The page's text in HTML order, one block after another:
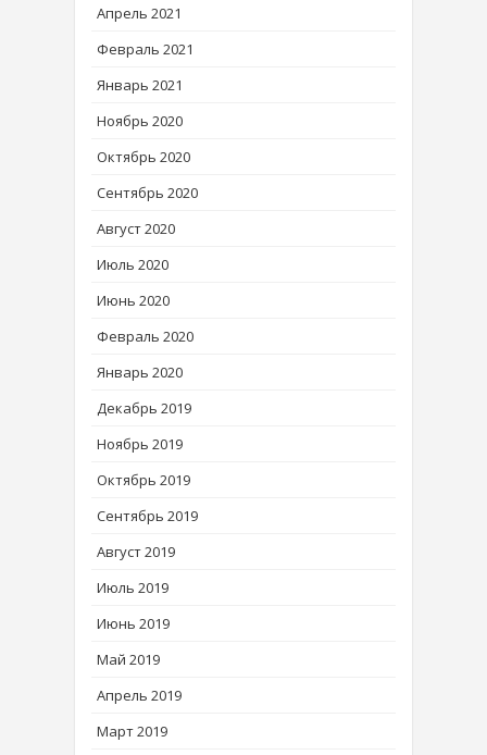
Апрель 2021
Февраль 2021
Январь 2021
Ноябрь 2020
Октябрь 2020
Сентябрь 2020
Август 2020
Июль 2020
Июнь 2020
Февраль 2020
Январь 2020
Декабрь 2019
Ноябрь 2019
Октябрь 2019
Сентябрь 2019
Август 2019
Июль 2019
Июнь 2019
Май 2019
Апрель 2019
Март 2019